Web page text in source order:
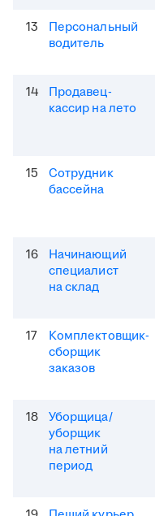
13
Персональный
водитель
14
Продавец-
кассир на лето
15
Сотрудник
бассейна
16
Начинающий
специалист
на склад
17
Комплектовщик-
сборщик
заказов
18
Уборщица/
уборщик
на летний
период